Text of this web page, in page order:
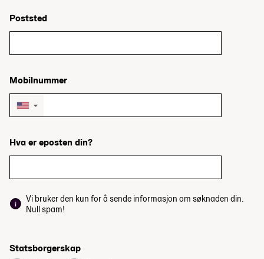
Poststed
Mobilnummer
▼
Hva er eposten din?
Vi bruker den kun for å sende informasjon om søknaden din.
Null spam!
Statsborgerskap